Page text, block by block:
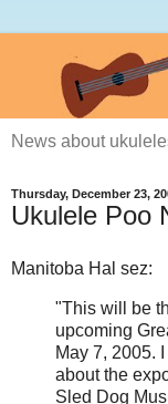
News about
Thursday, December 23,
Ukulele Poo
Manitoba Hal sez:
"This will be
upcoming
May 7, 2005.
about the
Sled Dog